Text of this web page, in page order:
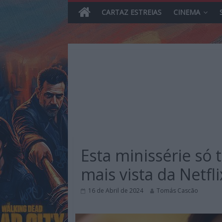
to
content
Reviews
sobre
CARTAZ ESTREIAS CINEMA
Esta minissérie só
mais vista da
16 de Abril de 2024 Tomás Cascão